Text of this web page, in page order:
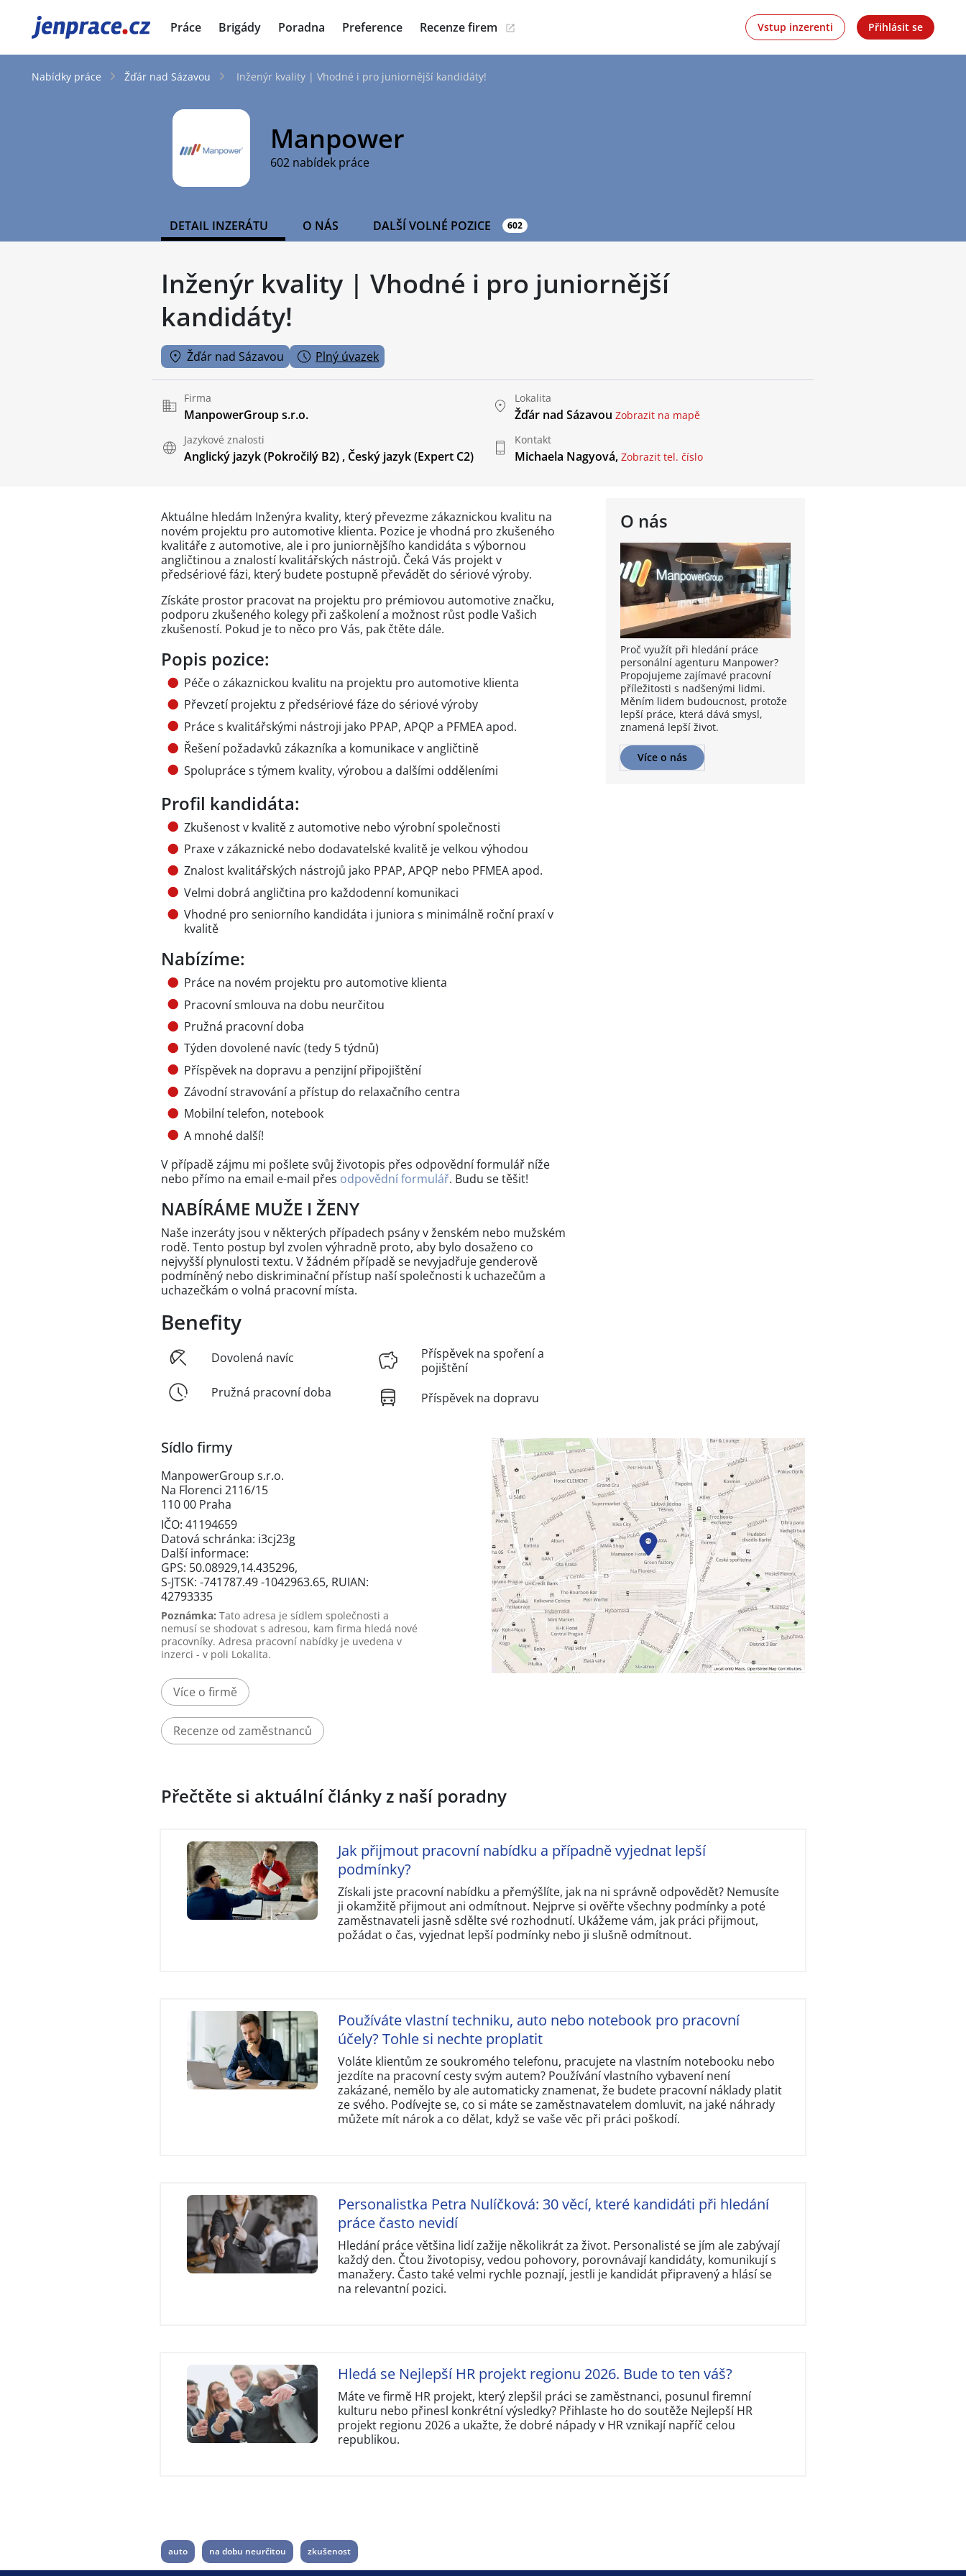
JenPráce.cz Práce Brigády Poradna Preference Recenze firem Vstup inzerenti Přihlásit se
Nabídky práce Žďár nad Sázavou Inženýr kvality | Vhodné i pro juniornější kandidáty!
Manpower
602 nabídek práce
DETAIL INZERÁTU O NÁS DALŠÍ VOLNÉ POZICE 602
Inženýr kvality | Vhodné i pro juniornější
kandidáty!
Žďár nad Sázavou Plný úvazek
Firma
ManpowerGroup s.r.o.
Lokalita
Žďár nad Sázavou Zobrazit na mapě
Jazykové znalosti
Anglický jazyk(Pokročilý B2) , Český jazyk(Expert C2)
Kontakt
Michaela Nagyová, Zobrazit tel. číslo
O nás
Proč využít při hledání práce
personální agenturu Manpower?
Propojujeme zajímavé pracovní
příležitosti s nadšenými lidmi.
Měním lidem budoucnost, protože
lepší práce, která dává smysl,
znamená lepší život.
Více o nás
Aktuálne hledám Inženýra kvality, který převezme zákaznickou kvalitu na
novém projektu pro automotive klienta. Pozice je vhodná pro zkušeného
kvalitáře z automotive, ale i pro juniornějšího kandidáta s výbornou
angličtinou a znalostí kvalitářských nástrojů. Čeká Vás projekt v
předsériové fázi, který budete postupně převádět do sériové výroby.
Získáte prostor pracovat na projektu pro prémiovou automotive značku,
podporu zkušeného kolegy při zaškolení a možnost růst podle Vašich
zkušeností. Pokud je to něco pro Vás, pak čtěte dále.
Popis pozice:
Péče o zákaznickou kvalitu na projektu pro automotive klienta
Převzetí projektu z předsériové fáze do sériové výroby
Práce s kvalitářskými nástroji jako PPAP, APQP a PFMEA apod.
Řešení požadavků zákazníka a komunikace v angličtině
Spolupráce s týmem kvality, výrobou a dalšími odděleními
Profil kandidáta:
Zkušenost v kvalitě z automotive nebo výrobní společnosti
Praxe v zákaznické nebo dodavatelské kvalitě je velkou výhodou
Znalost kvalitářských nástrojů jako PPAP, APQP nebo PFMEA apod.
Velmi dobrá angličtina pro každodenní komunikaci
Vhodné pro seniorního kandidáta i juniora s minimálně roční praxí v
kvalitě
Nabízíme:
Práce na novém projektu pro automotive klienta
Pracovní smlouva na dobu neurčitou
Pružná pracovní doba
Týden dovolené navíc (tedy 5 týdnů)
Příspěvek na dopravu a penzijní připojištění
Závodní stravování a přístup do relaxačního centra
Mobilní telefon, notebook
A mnohé další!
V případě zájmu mi pošlete svůj životopis přes odpovědní formulář níže
nebo přímo na email e-mail přes odpovědní formulář. Budu se těšit!
NABÍRÁME MUŽE I ŽENY
Naše inzeráty jsou v některých případech psány v ženském nebo mužském
rodě. Tento postup byl zvolen výhradně proto, aby bylo dosaženo co
nejvyšší plynulosti textu. V žádném případě se nevyjadřuje genderově
podmíněný nebo diskriminační přístup naší společnosti k uchazečům a
uchazečkám o volná pracovní místa.
Benefity
Dovolená navíc
Pružná pracovní doba
Příspěvek na spoření a
pojištění
Příspěvek na dopravu
Sídlo firmy
ManpowerGroup s.r.o.
Na Florenci 2116/15
110 00 Praha
IČO: 41194659
Datová schránka: i3cj23g
Další informace:
GPS: 50.08929,14.435296,
S-JTSK: -741787.49 -1042963.65, RUIAN:
42793335
Poznámka: Tato adresa je sídlem společnosti a
nemusí se shodovat s adresou, kam firma hledá nové
pracovníky. Adresa pracovní nabídky je uvedena v
inzerci - v poli Lokalita.
Více o firmě
Recenze od zaměstnanců
Přečtěte si aktuální články z naší poradny
Jak přijmout pracovní nabídku a případně vyjednat lepší
podmínky?
Získali jste pracovní nabídku a přemýšlíte, jak na ni správně odpovědět? Nemusíte
ji okamžitě přijmout ani odmítnout. Nejprve si ověřte všechny podmínky a poté
zaměstnavateli jasně sdělte své rozhodnutí. Ukážeme vám, jak práci přijmout,
požádat o čas, vyjednat lepší podmínky nebo ji slušně odmítnout.
Používáte vlastní techniku, auto nebo notebook pro pracovní
účely? Tohle si nechte proplatit
Voláte klientům ze soukromého telefonu, pracujete na vlastním notebooku nebo
jezdíte na pracovní cesty svým autem? Používání vlastního vybavení není
zakázané, nemělo by ale automaticky znamenat, že budete pracovní náklady platit
ze svého. Podívejte se, co si máte se zaměstnavatelem domluvit, na jaké náhrady
můžete mít nárok a co dělat, když se vaše věc při práci poškodí.
Personalistka Petra Nulíčková: 30 věcí, které kandidáti při hledání
práce často nevidí
Hledání práce většina lidí zažije několikrát za život. Personalisté se jím ale zabývají
každý den. Čtou životopisy, vedou pohovory, porovnávají kandidáty, komunikují s
manažery. Často také velmi rychle poznají, jestli je kandidát připravený a hlásí se
na relevantní pozici.
Hledá se Nejlepší HR projekt regionu 2026. Bude to ten váš?
Máte ve firmě HR projekt, který zlepšil práci se zaměstnanci, posunul firemní
kulturu nebo přinesl konkrétní výsledky? Přihlaste ho do soutěže Nejlepší HR
projekt regionu 2026 a ukažte, že dobré nápady v HR vznikají napříč celou
republikou.
auto na dobu neurčitou zkušenost